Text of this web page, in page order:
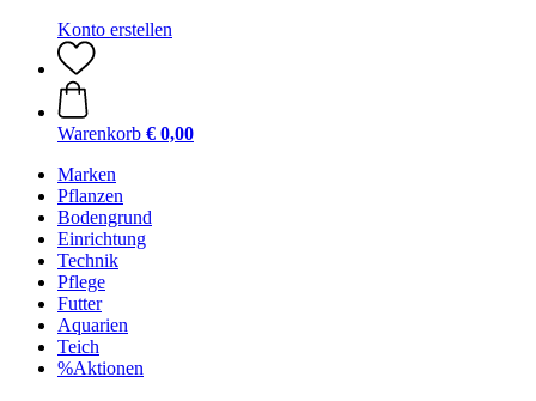
Konto erstellen
Warenkorb € 0,00
Marken
Pflanzen
Bodengrund
Einrichtung
Technik
Pflege
Futter
Aquarien
Teich
%Aktionen